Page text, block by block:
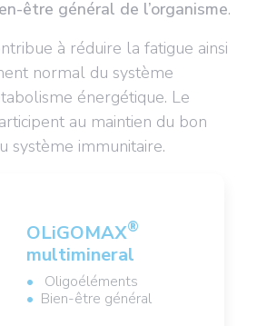
être général de l’organisme.
à réduire la fatigue ainsi
normal du système
énergétique. Le
au maintien du bon
système immunitaire.
OLiGOMAX®
multimineral
Oligoéléments
Bien-être général